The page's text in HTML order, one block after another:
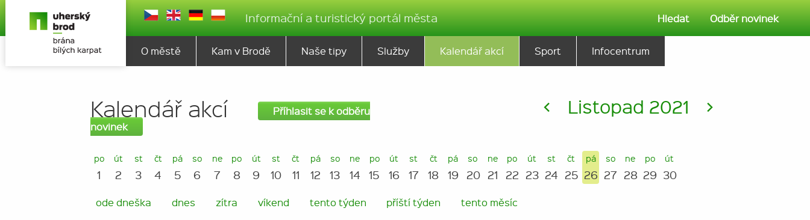
Informační a turistický portál města Hledat Odběr novinek
O městě Kam v Brodě Naše tipy Služby Kalendář akcí Sport Infocentrum
Kalendář akcí
Příhlasit se k odběru
novinek
< Listopad 2021 >
po
1
út
2
st
3
čt
4
pá
5
so
6
ne
7
po
8
út
9
st
10
čt
11
pá
12
so
13
ne
14
po
15
út
16
st
17
čt
18
pá
19
so
20
ne
21
po
22
út
23
st
24
čt
25
pá
26
so
27
ne
28
po
29
út
30
ode dneška dnes zítra víkend tento týden příští týden tento měsíc